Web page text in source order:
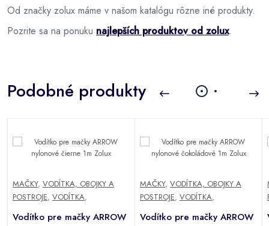
Od značky zolux máme v našom katalógu rôzne iné produkty.
Pozrite sa na ponuku najlepších produktov od zolux.
Podobné produkty
MAČKY, VODÍTKA, OBOJKY A
POSTROJE, VODÍTKA,
Vodítko pre mačky ARROW
MAČKY, VODÍTKA, OBOJKY A
POSTROJE, VODÍTKA,
Vodítko pre mačky ARROW